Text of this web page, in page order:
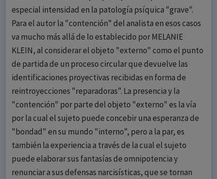
especial intensidad en la patología psíquica "grave".
Para el autor la "contención" del analista en esos casos
va mucho más allá de lo establecido por MELANIE
KLEIN, al considerar el objeto "externo" como el punto
de partida de un proceso circular que devuelve las
identificaciones proyectivas recibidas en forma de
reintroyecciones "reparadoras". La presencia y la
"contención" por parte del objeto "externo" es la vía
por la cual el sujeto puede concebir una esperanza de
"bondad" en su mundo "interno", pero a la par, es
también la experiencia a través de la cual el sujeto
puede elaborar sus fantasías de omnipotencia y
renunciar a sus defensas narcisísticas, que se tornan